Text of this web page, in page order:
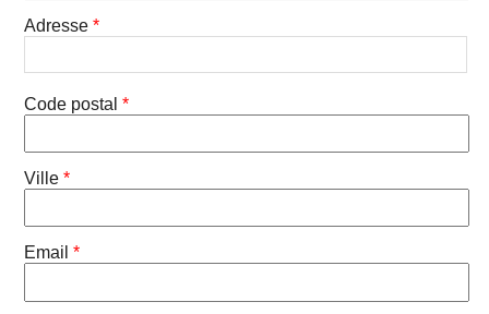
Adresse*
Code postal*
Ville*
Email*